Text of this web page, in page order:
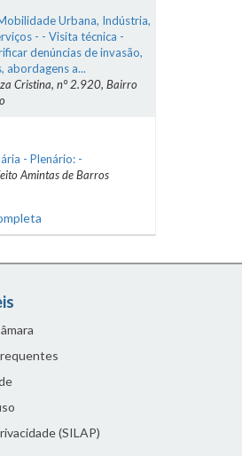
Urbana, Indústria,
- - Visita técnica -
denúncias de invasão,
abordagens a...
Cristina, n° 2.920, Bairro
- Plenário: -
Amintas de Barros
(SILAP)